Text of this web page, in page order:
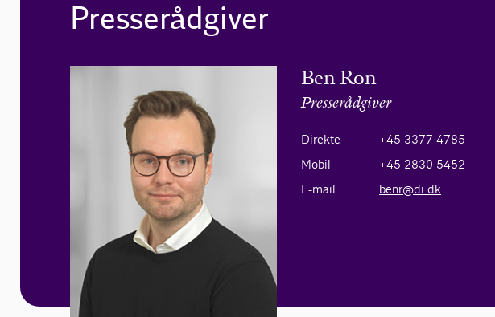
Presserådgiver
Ben Ron
Presserådgiver
Direkte
+45 3377 4785
Mobil
+45 2830 5452
E-mail
benr@di.dk